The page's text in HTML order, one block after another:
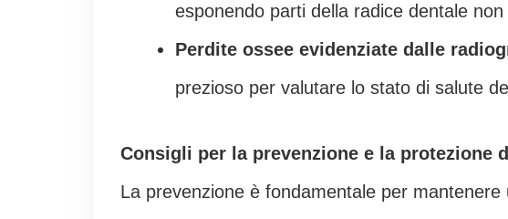
esponendo parti della radice dentale
Perdite ossee evidenziate dalle
prezioso per valutare lo stato di salute
Consigli per la prevenzione e la protezione
La prevenzione è fondamentale per